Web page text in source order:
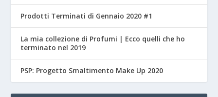
Prodotti Terminati di Gennaio 2020 #1
La mia collezione di Profumi | Ecco quelli che ho
terminato nel 2019
PSP: Progetto Smaltimento Make Up 2020